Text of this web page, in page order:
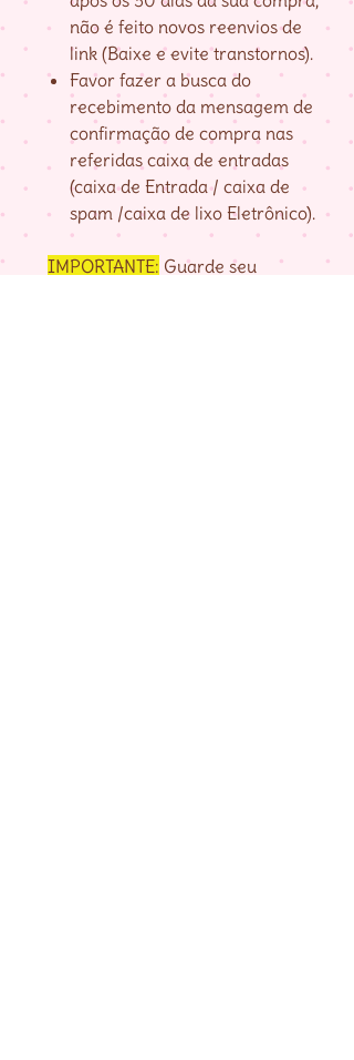
não é feito novos reenvios de
link (Baixe e evite transtornos).
Favor fazer a busca do
recebimento da mensagem de
confirmação de compra nas
referidas caixa de entradas
(caixa de Entrada / caixa de
spam /caixa de lixo Eletrônico).
IMPORTANTE: Guarde seu